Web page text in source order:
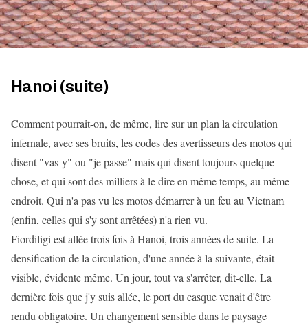
Hanoi (suite)
Comment pourrait-on, de même, lire sur un plan la circulation
infernale, avec ses bruits, les codes des avertisseurs des motos qui
disent "vas-y" ou "je passe" mais qui disent toujours quelque
chose, et qui sont des milliers à le dire en même temps, au même
endroit. Qui n'a pas vu les motos démarrer à un feu au Vietnam
(enfin, celles qui s'y sont arrêtées) n'a rien vu.
Fiordiligi est allée trois fois à Hanoi, trois années de suite. La
densification de la circulation, d'une année à la suivante, était
visible, évidente même. Un jour, tout va s'arrêter, dit-elle. La
dernière fois que j'y suis allée, le port du casque venait d'être
rendu obligatoire. Un changement sensible dans le paysage